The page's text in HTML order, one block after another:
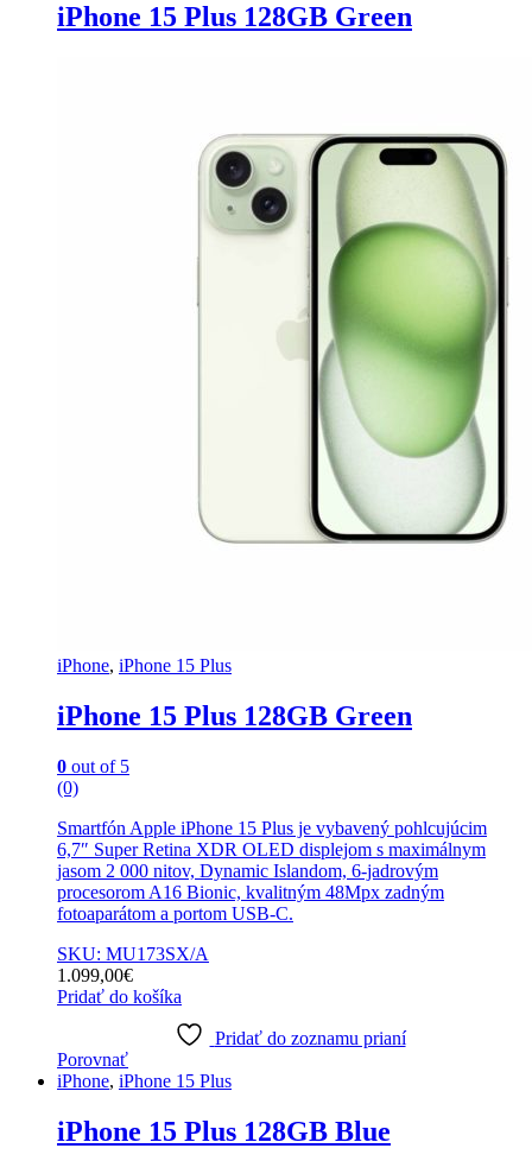
iPhone 15 Plus 128GB Green
iPhone, iPhone 15 Plus
iPhone 15 Plus 128GB Green
0 out of 5
(0)
Smartfón Apple iPhone 15 Plus je vybavený pohlcujúcim
6,7″ Super Retina XDR OLED displejom s maximálnym
jasom 2 000 nitov, Dynamic Islandom, 6-jadrovým
procesorom A16 Bionic, kvalitným 48Mpx zadným
fotoaparátom a portom USB-C.
SKU: MU173SX/A
1.099,00€
Pridať do košíka
Pridať do zoznamu prianí
Porovnať
iPhone, iPhone 15 Plus
iPhone 15 Plus 128GB Blue